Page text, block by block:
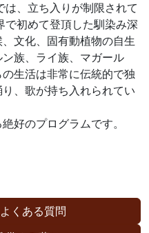
、立ち入りが制限されて
で初めて登頂した馴染み深
文化、固有動植物の自生
族、ライ族、マガール
生活は非常に伝統的で独
、歌が持ち入れられてい
好のプログラムです。
くある質問